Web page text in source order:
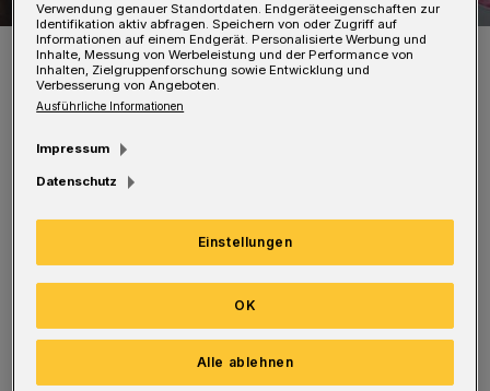
Blick in den Bücherwagen.
Foto: M. Malicke / BMB
Mit „Mit der Straßenbahn durch das alte
Wuppertal“, Band 1 Elberfeld, ist ein aktueller
Titel des Fachautors Wolfgang R. Reimann
und weiterer Autoren erhältlich, der sich auch
als Geschenk für Heimatinteressierte eignet.
Auf 164 Seiten finden sich 330 schöne
Verwendung genauer Standortdaten. Endgeräteeigenschaften zur
Identifikation aktiv abfragen. Speichern von oder Zugriff auf
Informationen auf einem Endgerät. Personalisierte Werbung und
Inhalte, Messung von Werbeleistung und der Performance von
Inhalten, Zielgruppenforschung sowie Entwicklung und
Verbesserung von Angeboten.
Ausführliche Informationen
Impressum
Datenschutz
Einstellungen
Alle ablehnen
OK